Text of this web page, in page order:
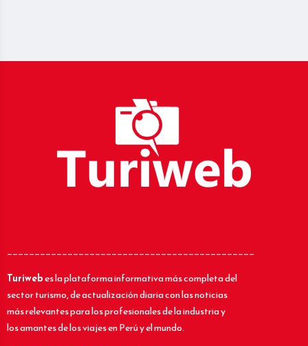
_____________________________________________
Turiwebes la plataforma informativa más completa del
sector turismo, de actualización diaria con las noticias
más relevantes para los profesionales de la industria y
los amantes de los viajes en Perú y el mundo.